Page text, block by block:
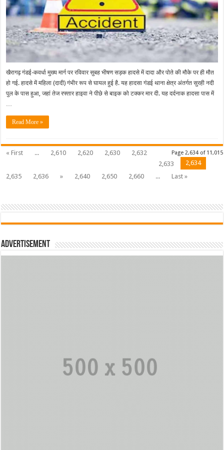
खैरागढ़ गंडई-कवर्धा मुख्य मार्ग पर रविवार सुबह भीषण सड़क हादसे में दादा और पोते की मौके पर ही मौत
हो गई. हादसे में महिला (दादी) गंभीर रूप से घायल हुई है. यह हादसा गंडई थाना क्षेत्र अंतर्गत सुरही नदी
पुल के पास हुआ, जहां तेज रफ्तार हाइवा ने पीछे से बाइक को टक्कर मार दी. यह दर्दनाक हादसा पास में
Read More »
Page 2,634 of 11,015
« First ... 2,610 2,620 2,630
2,632
2,633
2,634
2,635
2,636 » 2,640 2,650 2,660 ... Last »
Advertisement